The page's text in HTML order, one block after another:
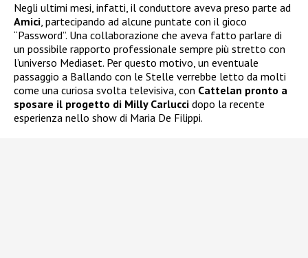
Negli ultimi mesi, infatti, il conduttore aveva preso parte ad
Amici, partecipando ad alcune puntate con il gioco
“Password”. Una collaborazione che aveva fatto parlare di
un possibile rapporto professionale sempre più stretto con
l’universo Mediaset. Per questo motivo, un eventuale
passaggio a Ballando con le Stelle verrebbe letto da molti
come una curiosa svolta televisiva, con Cattelan pronto a
sposare il progetto di Milly Carlucci dopo la recente
esperienza nello show di Maria De Filippi.